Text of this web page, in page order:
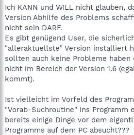
Ich KANN und WILL nicht glauben,
Version Abhilfe des Problems
nicht sein DARF.
Es gibt genügend User, die
"alleraktuellste" Version installiert
sollten auch keine Probleme
nicht im Bereich der Version 1.6
kommt).
Ist vielleicht im Vorfeld des
"Vorab-Suchroutine" ins Programm
bereits einige Dinge vor dem
Programms auf dem PC absucht???